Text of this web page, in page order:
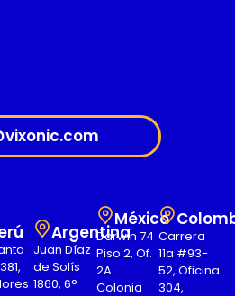
Argentina
Juan Díaz
de Solís
1860, 6°
México
Darwin 74
Piso 2, Of.
2A
Colonia
Carrera
11a #93-
52, Oficina
304,